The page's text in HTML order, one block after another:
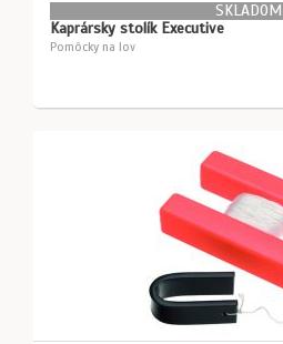
SKLADOM
Kaprársky stolík Executive
Pomôcky na lov